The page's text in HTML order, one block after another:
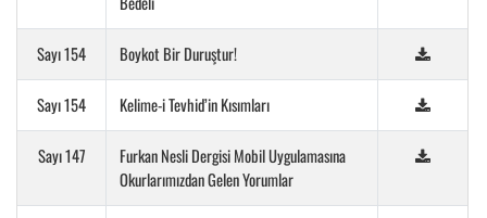
Sayı 154 Boykot Bir Duruştur!
Sayı 154 Kelime-i Tevhid’in Kısımları
Sayı 147
Furkan Nesli Dergisi Mobil Uygulamasına
Okurlarımızdan Gelen Yorumlar